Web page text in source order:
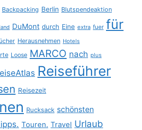
Backpacking Berlin Blutspendeaktion
DuMont durch Eine extra fuer für
Herausnehmen Hotels
Loose MARCO nach plus
Reiseführer
Reisezeit
Rucksack schönsten
Touren. Travel Urlaub